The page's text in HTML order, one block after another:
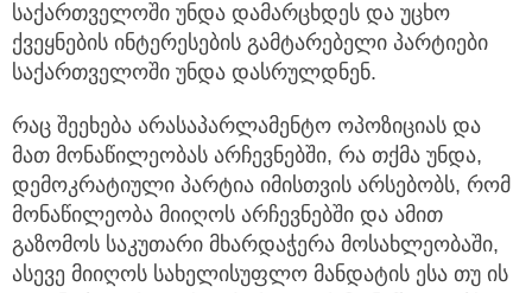
საქართველოში უნდა დამარცხდეს და უცხო
ქვეყნების ინტერესების გამტარებელი პარტიები
საქართველოში უნდა დასრულდნენ.
რაც შეეხება არასაპარლამენტო ოპოზიციას და
მათ მონაწილეობას არჩევნებში, რა თქმა უნდა,
დემოკრატიული პარტია იმისთვის არსებობს, რომ
მონაწილეობა მიიღოს არჩევნებში და ამით
გაზომოს საკუთარი მხარდაჭერა მოსახლეობაში,
ასევე მიიღოს სახელისუფლო მანდატის ესა თუ ის